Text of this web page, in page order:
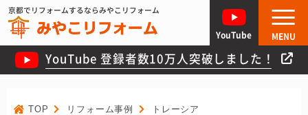
京都でリフォームするならみやこリフォーム
YouTube 登録者数10万人突破しました！
YouTube MENU
TOP リフォーム事例 トレーシア